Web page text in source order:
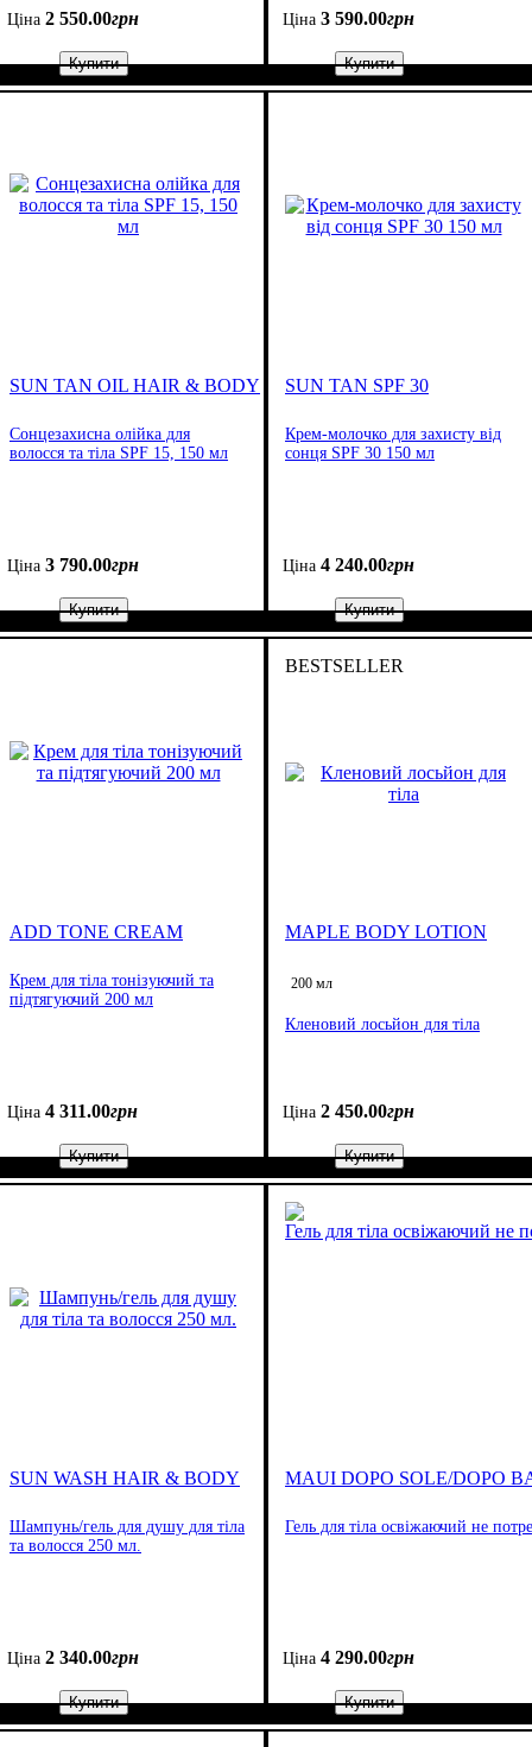
Ціна 2 550.00грн
Купити
Ціна 3 590.00грн
Купити
SUN TAN OIL HAIR & BODY
Сонцезахисна олійка для
волосся та тіла SPF 15, 150 мл
Ціна 3 790.00грн
Купити
SUN TAN SPF 30
Крем-молочко для захисту від
сонця SPF 30 150 мл
Ціна 4 240.00грн
Купити
ADD TONE CREAM
Крем для тіла тонізуючий та
підтягуючий 200 мл
Ціна 4 311.00грн
Купити
BESTSELLER
MAPLE BODY LOTION
200 мл
Кленовий лосьйон для тіла
Ціна 2 450.00грн
Купити
SUN WASH HAIR & BODY
Шампунь/гель для душу для тіла
та волосся 250 мл.
Ціна 2 340.00грн
Купити
MAUI DOPO SOLE/DOPO
Гель для тіла освіжаючий не
Ціна 4 290.00грн
Купити